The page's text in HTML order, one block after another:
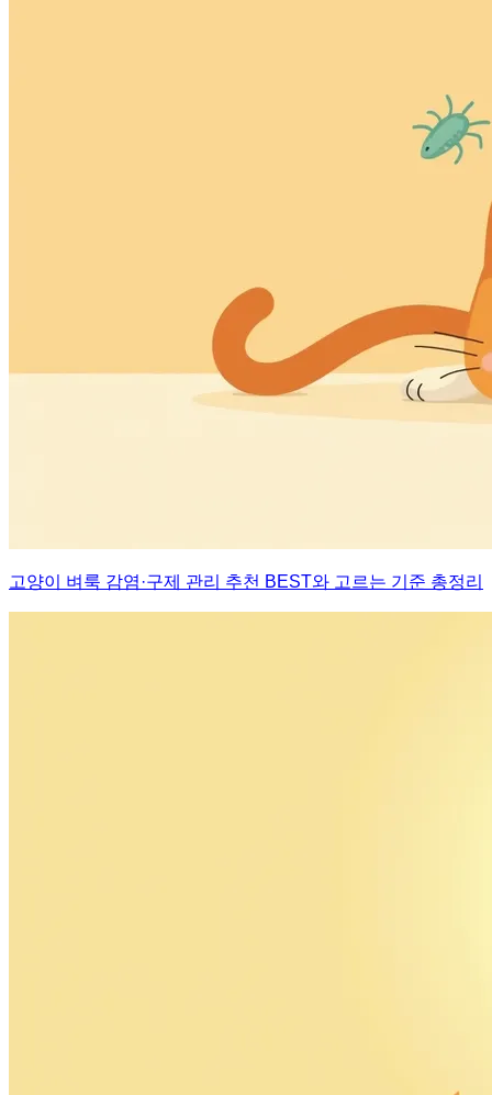
고양이 벼룩 감염·구제 관리 추천 BEST와 고르는 기준 총정리